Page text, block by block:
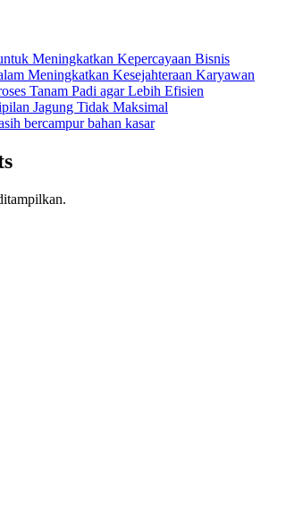
Meningkatkan Kepercayaan Bisnis
Meningkatkan Kesejahteraan Karyawan
Tanam Padi agar Lebih Efisien
Jagung Tidak Maksimal
bercampur bahan kasar